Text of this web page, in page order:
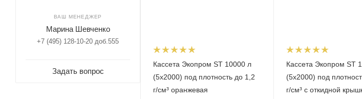
Кассета Экопром ST 10000 л
(5х2000) под плотность до 1,2
г/см³ оранжевая
Кассета Экопром ST
(5х2000) под
г/см³ с откидной
ВАШ МЕНЕДЖЕР
Марина Шевченко
+7 (495) 128-10-20 доб.555
Задать вопрос